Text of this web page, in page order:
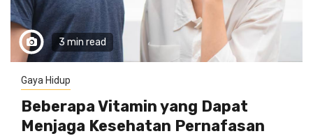
3 min read
Gaya Hidup
Beberapa Vitamin yang Dapat
Menjaga Kesehatan Pernafasan